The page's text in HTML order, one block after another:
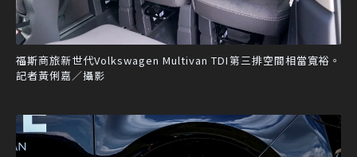
福斯商旅新世代Volkswagen Multivan TDI第三排空間相當寬裕。
記者黃俐嘉／攝影